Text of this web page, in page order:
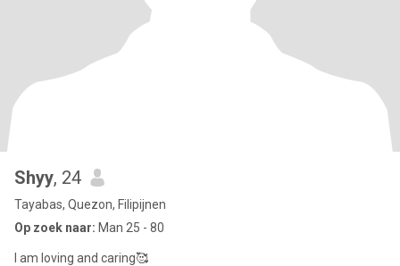
Shyy, 24
Tayabas, Quezon, Filipijnen
Op zoek naar: Man 25 - 80
I am loving and caring🥰